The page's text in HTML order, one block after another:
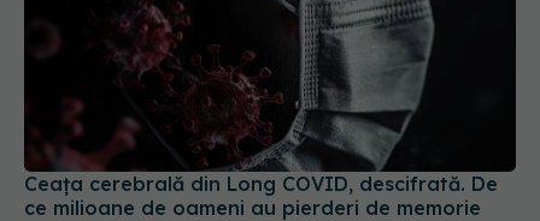
Ceața cerebrală din Long COVID, descifrată. De
ce milioane de oameni au pierderi de memorie
13 oct 2025, 08:27